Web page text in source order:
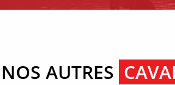
NOS AUTRES